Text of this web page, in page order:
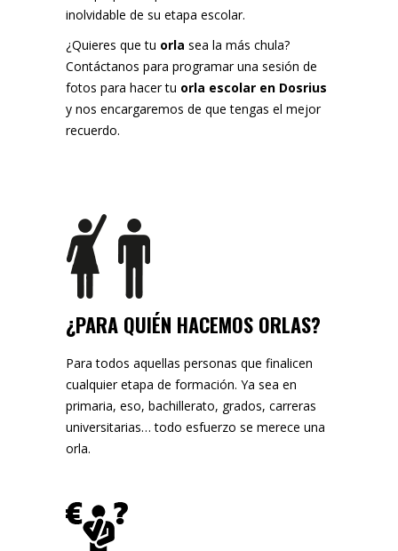
inolvidable de su etapa escolar.
¿Quieres que tu orla sea la más chula?
Contáctanos para programar una sesión de
fotos para hacer tu orla escolar en Dosrius
y nos encargaremos de que tengas el mejor
recuerdo.
¿PARA QUIÉN HACEMOS ORLAS?
Para todos aquellas personas que finalicen
cualquier etapa de formación. Ya sea en
primaria, eso, bachillerato, grados, carreras
universitarias… todo esfuerzo se merece una
orla.